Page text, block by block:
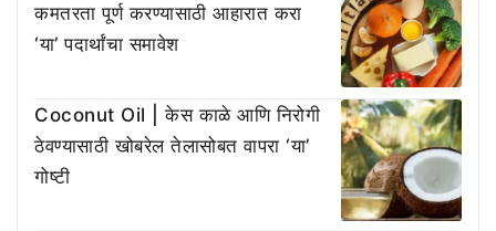
कमतरता पूर्ण करण्यासाठी आहारात करा
‘या’ पदार्थांचा समावेश
Coconut Oil | केस काळे आणि निरोगी
ठेवण्यासाठी खोबरेल तेलासोबत वापरा ‘या’
गोष्टी